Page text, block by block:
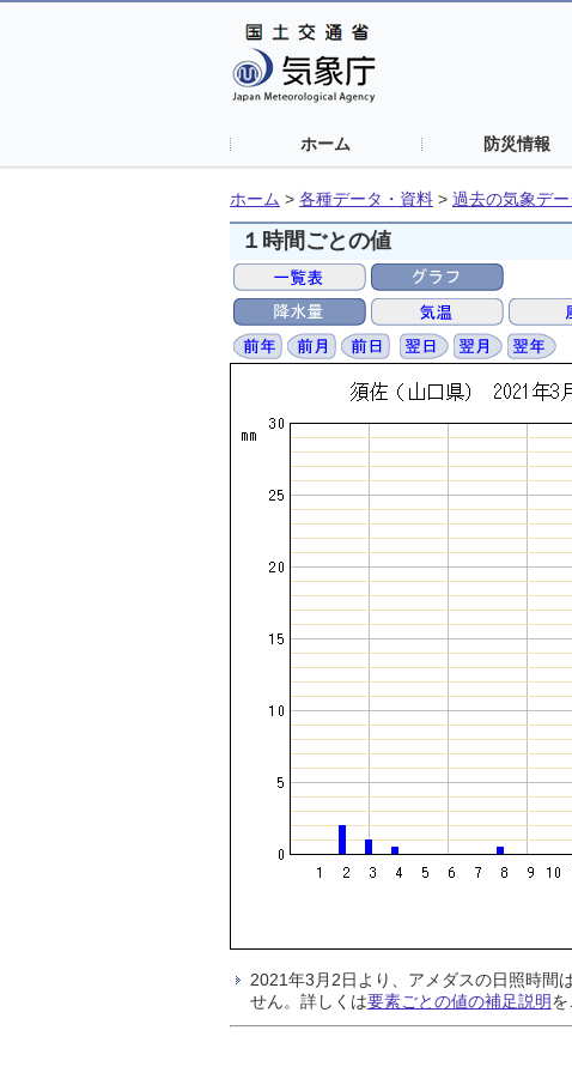
ホーム 防災情報
ホーム > 各種データ・資料 > 過去の気象デ
１時間ごとの値
2021年3月2日より、アメダスの日照時間
せん。詳しくは要素ごとの値の補足説明を